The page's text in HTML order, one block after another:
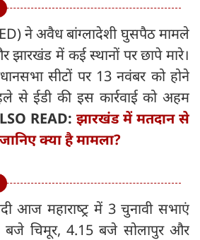
ने अवैध बांग्लादेशी घुसपैठ मामले
झारखंड में कई स्थानों पर छापे मारे।
सीटों पर 13 नवंबर को होने
से ईडी की इस कार्रवाई को अहम
READ: झारखंड में मतदान से
क्या है मामला?
आज महाराष्‍ट्र में 3 चुनावी सभाएं
बजे चिमूर, 4.15 बजे सोलापुर और